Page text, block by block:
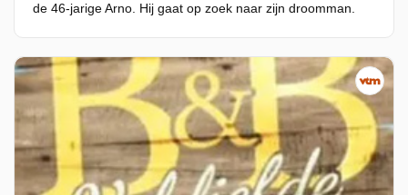
de 46-jarige Arno. Hij gaat op zoek naar zijn droomman.